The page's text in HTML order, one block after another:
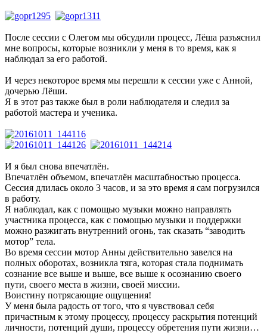
После сессии с Олегом мы обсудили процесс, Лёша разъяснил
мне вопросы, которые возникли у меня в то время, как я
наблюдал за его работой.
И через некоторое время мы перешли к сессии уже с Анной,
дочерью Лёши.
Я в этот раз также был в роли наблюдателя и следил за
работой мастера и ученика.
И я был снова впечатлён.
Впечатлён объемом, впечатлён масштабностью процесса.
Сессия длилась около 3 часов, и за это время я сам погрузился
в работу.
Я наблюдал, как с помощью музыки можно направлять
участника процесса, как с помощью музыки и поддержки
можно разжигать внутренний огонь, так сказать “заводить
мотор” тела.
Во время сессии мотор Анны действительно завелся на
полных оборотах, возникла тяга, которая стала поднимать
сознание все выше и выше, все выше к осознанию своего
пути, своего места в жизни, своей миссии.
Воистину потрясающие ощущения!
У меня была радость от того, что я чувствовал себя
причастным к этому процессу, процессу раскрытия потенций
личности, потенций души, процессу обретения пути жизни…